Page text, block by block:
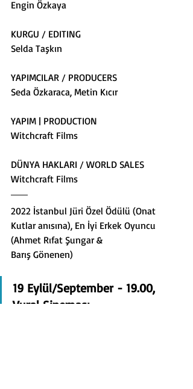
Engin Özkaya
KURGU / EDITING
Selda Taşkın
YAPIMCILAR / PRODUCERS
Seda Özkaraca, Metin Kıcır
YAPIM | PRODUCTION
Witchcraft Films
DÜNYA HAKLARI / WORLD SALES
Witchcraft Films
2022 İstanbul Jüri Özel Ödülü (Onat
Kutlar anısına), En İyi Erkek Oyuncu
(Ahmet Rıfat Şungar &
Barış Gönenen)
19 Eylül/September - 19.00,
Vural Sineması